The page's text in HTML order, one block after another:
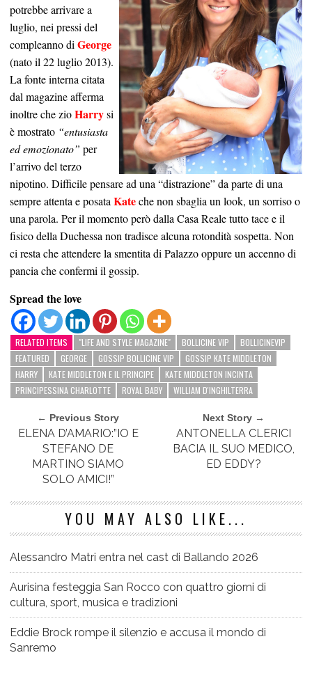
potrebbe arrivare a
luglio, nei pressi del
compleanno di George
(nato il 22 luglio 2013).
La fonte interna citata
dal magazine afferma
inoltre che zioHarrysi
è mostrato “entusiasta
ed emozionato” per
l’arrivo del terzo
nipotino. Difficile pensare ad una “distrazione” da parte di una
sempre attenta e posata Kateche non sbaglia un look, un sorriso o
una parola. Per il momento però dalla Casa Reale tutto tace e il
fisico della Duchessa non tradisce alcuna rotondità sospetta. Non
ci resta che attendere la smentita di Palazzo oppure un accenno di
pancia che confermi il gossip.
Spread the love
RELATED ITEMS "LIFE AND STYLE MAGAZINE" BOLLICINE VIP
BOLLICINEVIP
FEATURED
GEORGE GOSSIP BOLLICINE VIP
GOSSIP KATE MIDDLETON
HARRY
KATE MIDDLETON E IL PRINCIPE
KATE MIDDLETON INCINTA
PRINCIPESSINA CHARLOTTE
ROYAL BABY WILLIAM D'INGHILTERRA
← Previous Story
ELENA D’AMARIO:”IO E
STEFANO DE
MARTINO SIAMO
SOLO AMICI!”
Next Story →
ANTONELLA CLERICI
BACIA IL SUO MEDICO,
ED EDDY?
YOU MAY ALSO LIKE...
Alessandro Matri entra nel cast di Ballando 2026
Aurisina festeggia San Rocco con quattro giorni di
cultura, sport, musica e tradizioni
Eddie Brock rompe il silenzio e accusa il mondo di
Sanremo